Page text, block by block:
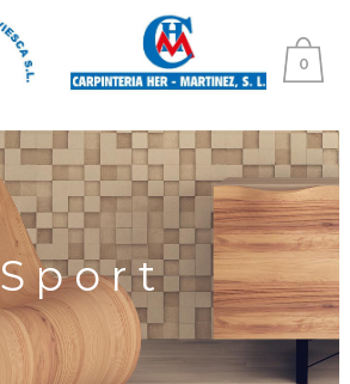
0
Sport